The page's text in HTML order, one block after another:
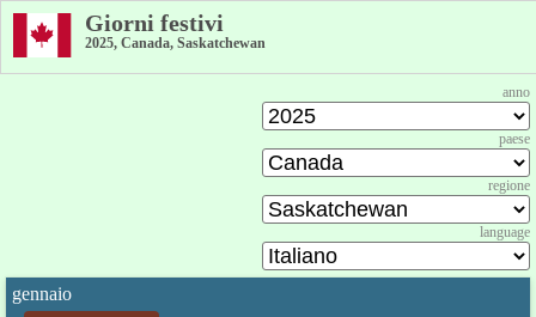
Giorni festivi
2025, Canada, Saskatchewan
anno
paese
regione
language
gennaio